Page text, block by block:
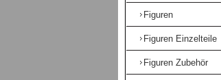
Figuren
Figuren Einzelteile
Figuren Zubehör